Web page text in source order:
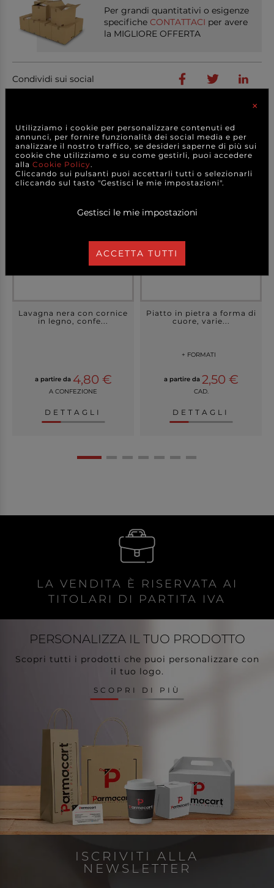
Per grandi quantitativi o esigenze
specifiche CONTATTACI per avere
la MIGLIORE OFFERTA
Condividi sui social
PRODOTTICORRELATI
Lavagna nera con cornice
in legno, confe...
a partire da 4,80 €
A CONFEZIONE
DETTAGLI
Piatto in pietra a forma di
cuore, varie...
+ FORMATI
a partire da 2,50 €
CAD.
DETTAGLI
LA VENDITA È RISERVATA AI
TITOLARI DI PARTITA IVA
PERSONALIZZA IL TUO PRODOTTO
Scopri tutti i prodotti che puoi personalizzare con
il tuo logo.
SCOPRI DI PIÙ
ISCRIVITI ALLA
NEWSLETTER
×
Utilizziamo i cookie per personalizzare contenuti ed
annunci, per fornire funzionalità dei social media e per
analizzare il nostro traffico, se desideri saperne di più sui
cookie che utilizziamo e su come gestirli, puoi accedere
alla Cookie Policy.
Cliccando sui pulsanti puoi accettarli tutti o selezionarli
cliccando sul tasto "Gestisci le mie impostazioni".
Gestisci le mie impostazioni
ACCETTA TUTTI